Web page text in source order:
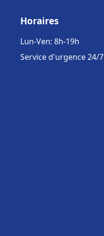
Horaires
Lun-Ven: 8h-19h
Service d'urgence 24/7